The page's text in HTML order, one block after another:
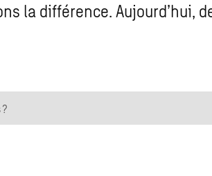
la différence. Aujourd’hui,